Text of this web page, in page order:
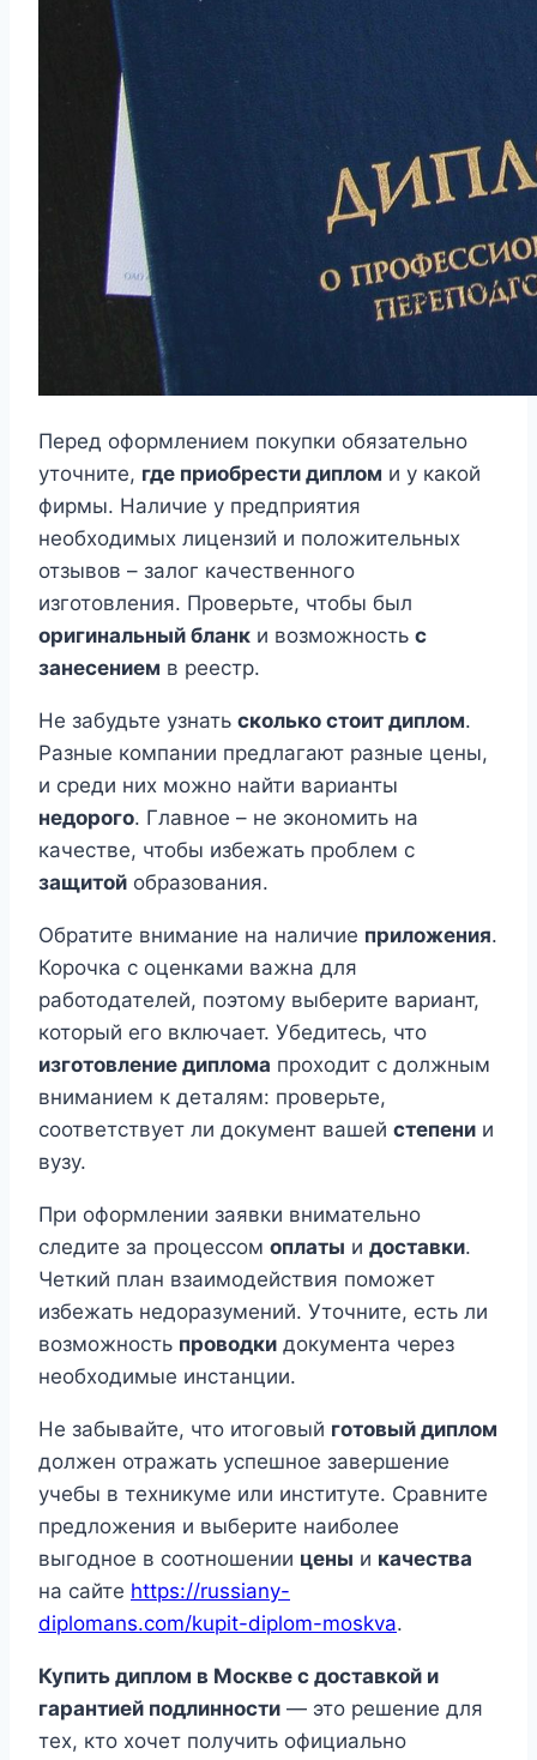
Перед оформлением покупки обязательно
уточните, где приобрести диплом и у какой
фирмы. Наличие у предприятия
необходимых лицензий и положительных
отзывов – залог качественного
изготовления. Проверьте, чтобы был
оригинальный бланк и возможность с
занесением в реестр.
Не забудьте узнать сколько стоит диплом.
Разные компании предлагают разные цены,
и среди них можно найти варианты
недорого. Главное – не экономить на
качестве, чтобы избежать проблем с
защитой образования.
Обратите внимание на наличие приложения.
Корочка с оценками важна для
работодателей, поэтому выберите вариант,
который его включает. Убедитесь, что
изготовление диплома проходит с должным
вниманием к деталям: проверьте,
соответствует ли документ вашей степени и
вузу.
При оформлении заявки внимательно
следите за процессом оплаты и доставки.
Четкий план взаимодействия поможет
избежать недоразумений. Уточните, есть ли
возможность проводки документа через
необходимые инстанции.
Не забывайте, что итоговый готовый диплом
должен отражать успешное завершение
учебы в техникуме или институте. Сравните
предложения и выберите наиболее
выгодное в соотношении цены и качества
на сайте https://russiany-
diplomans.com/kupit-diplom-moskva.
Купить диплом в Москве с доставкой и
гарантией подлинности — это решение для
тех, кто хочет получить официально